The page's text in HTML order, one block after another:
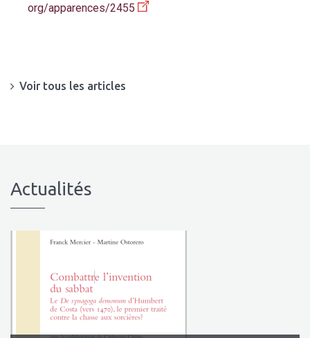
org/apparences/2455
Voir tous les articles
Actualités